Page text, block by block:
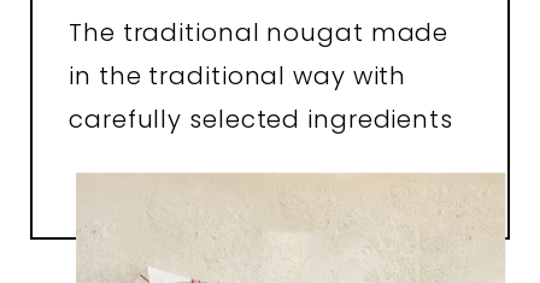
The traditional nougat made
in the traditional way with
carefully selected ingredients